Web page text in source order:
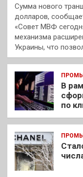
Сумма нового
долларов,
«Совет МВФ
механизма
Украины, что
В
по